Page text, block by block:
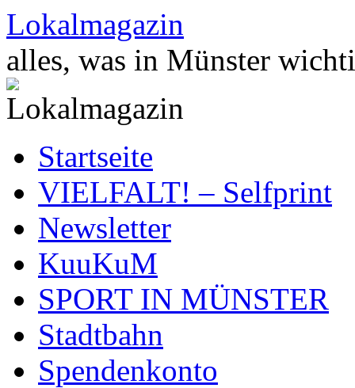
Zum
Inhalt
springen
Lokalmagazin
alles, was in Münster
Startseite
VIELFALT! – Selfprint
Newsletter
KuuKuM
SPORT IN MÜNSTER
Stadtbahn
Spendenkonto